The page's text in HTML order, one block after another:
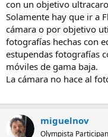
todos no gusta saber y
que sea.
Por eso, te animo a
tu empeño en mostrar
plumas y nocturnas, que
junto con Jaime, que sube
Fuera de todo esto, te
y realmente los admiro.
con un objetivo
Solamente hay que ir a
cámara o por objetivo
fotografías hechas con
estupendas fotografías
móviles de gama baja.
La cámara no hace al
miguelnov
Olympista